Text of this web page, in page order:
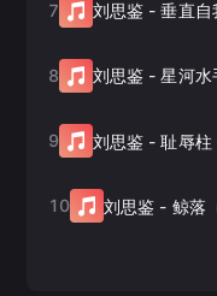
7 刘思鉴 -垂直自
8 刘思鉴 -星河水
9 刘思鉴 -耻辱柱
10 刘思鉴 - 鲸落